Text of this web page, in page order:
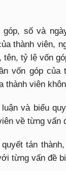
số và
thành viên,
tên, tỷ lệ vốn
vốn góp của
thành viên
và biểu
về từng vấn
tán
từng vấn đề